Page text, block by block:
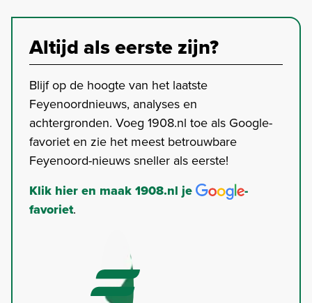
Altijd als eerste zijn?
Blijf op de hoogte van het laatste
Feyenoordnieuws, analyses en
achtergronden. Voeg 1908.nl toe als Google-
favoriet en zie het meest betrouwbare
Feyenoord-nieuws sneller als eerste!
Klik hier en maak 1908.nl je
-
favoriet.